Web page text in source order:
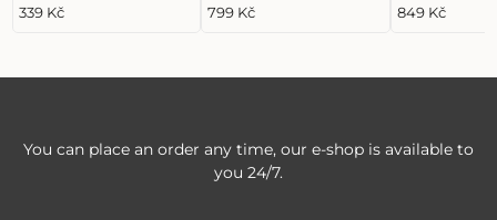
339 Kč
Stainless Steel, stříbrná
799 Kč
ml Monaco,
849 Kč
You can place an order any time, our e-shop is available to
you 24/7.